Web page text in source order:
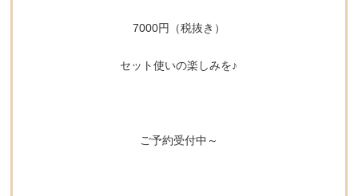
7000円（税抜き）
セット使いの楽しみを♪
ご予約受付中～